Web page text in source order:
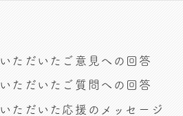
いただいたご意見への回答
いただいたご質問への回答
いただいた応援のメッセージ